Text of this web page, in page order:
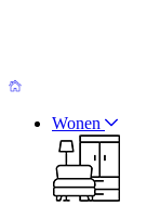
Wonen